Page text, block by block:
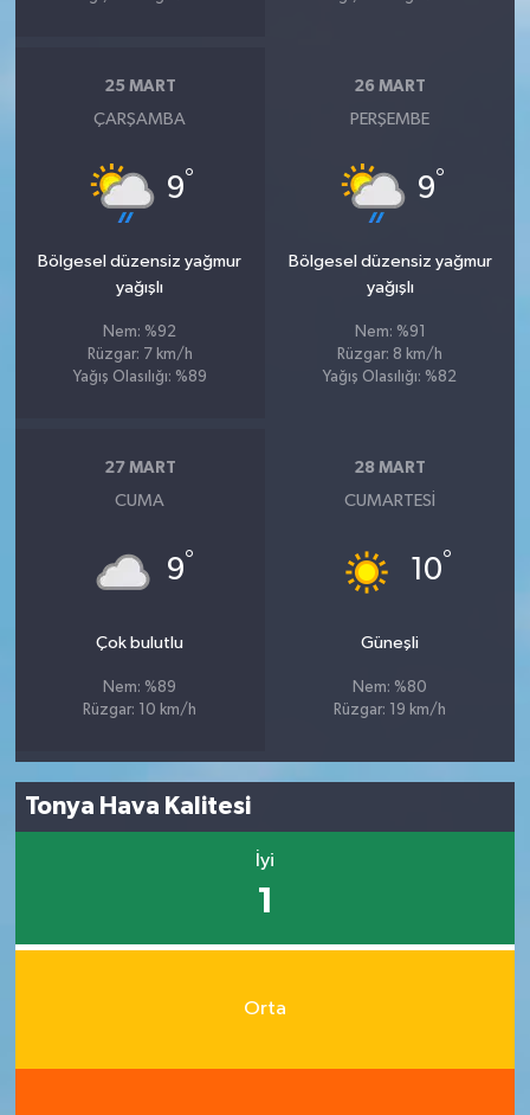
25 MART
ÇARŞAMBA
9°
Bölgesel düzensiz yağmur
yağışlı
Nem: %92
Rüzgar: 7 km/h
Yağış Olasılığı: %89
26 MART
PERŞEMBE
9°
Bölgesel düzensiz yağmur
yağışlı
Nem: %91
Rüzgar: 8 km/h
Yağış Olasılığı: %82
27 MART
CUMA
9°
Çok bulutlu
Nem: %89
Rüzgar: 10 km/h
28 MART
CUMARTESI
10°
Güneşli
Nem: %80
Rüzgar: 19 km/h
Tonya Hava Kalitesi
İyi
1
Orta